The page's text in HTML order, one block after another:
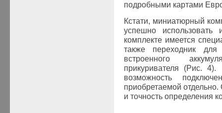
подробными картами
Кстати, миниатюрный
успешно
комплекте имеется
также переходник
встроенного
прикуривателя (Рис.
возможность
приобретаемой
и точность определения